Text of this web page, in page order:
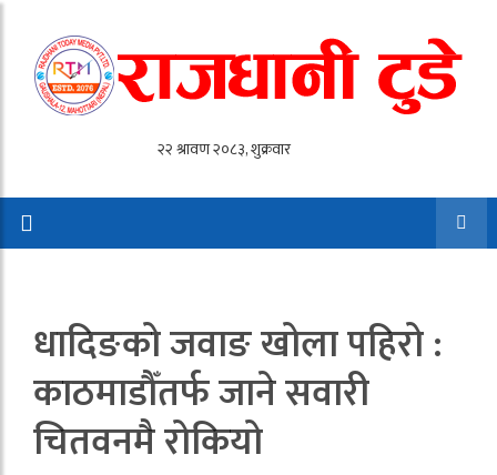
धादिङको जवाङ खोला पहिरो :
काठमाडौँतर्फ जाने सवारी
चितवनमै रोकियो